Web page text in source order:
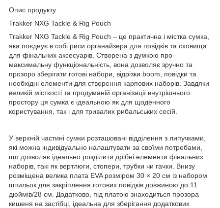
Опис продукту
Trakker NXG Tackle & Rig Pouch
Trakker NXG Tackle & Rig Pouch – це практична і містка сумка,
яка поєднує в собі риси органайзера для повідків та сховища
для фінальних аксесуарів. Створена з думкою про
максимальну функціональність, вона дозволяє зручно та
прозоро зберігати готові набори, відрізки boom, повідки та
необхідні елементи для створення карпових наборів. Завдяки
великій місткості та продуманій організації внутрішнього
простору ця сумка є ідеальною як для щоденного
користування, так і для тривалих рибальських сесій.
У верхній частині сумки розташовані відділення з липучками,
які можна індивідуально налаштувати за своїми потребами,
що дозволяє ідеально розділити дрібні елементи фінальних
наборів, такі як вертлюги, стопери, трубки чи гачки. Внизу
розміщена велика плата EVA розміром 30 × 20 см із набором
шпильок для закріплення готових повідків довжиною до 11
дюймів/28 см. Додатково, під платою знаходиться прозора
кишеня на застібці, ідеальна для зберігання додаткових